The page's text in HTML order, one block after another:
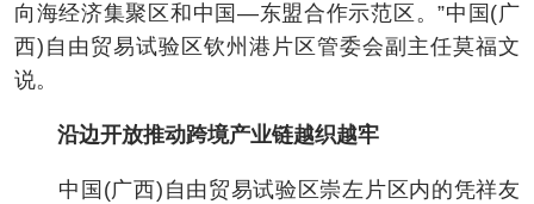
向海经济集聚区和中国—东盟合作示范区。”中国(广
西)自由贸易试验区钦州港片区管委会副主任莫福文
说。
沿边开放推动跨境产业链越织越牢
中国(广西)自由贸易试验区崇左片区内的凭祥友